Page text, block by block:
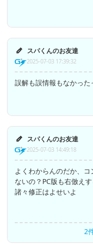
スパくんのお友達
2025-07-03 17:39:32
誤解も誤情報もなかった
スパくんのお友達
2025-07-03 14:49:18
よくわからんのだか、
ないの？PC版も右倣え
諸々修正はよせいよ
2